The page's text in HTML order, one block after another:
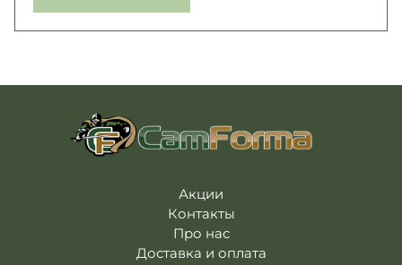
Акции
Контакты
Про нас
Доставка и оплата